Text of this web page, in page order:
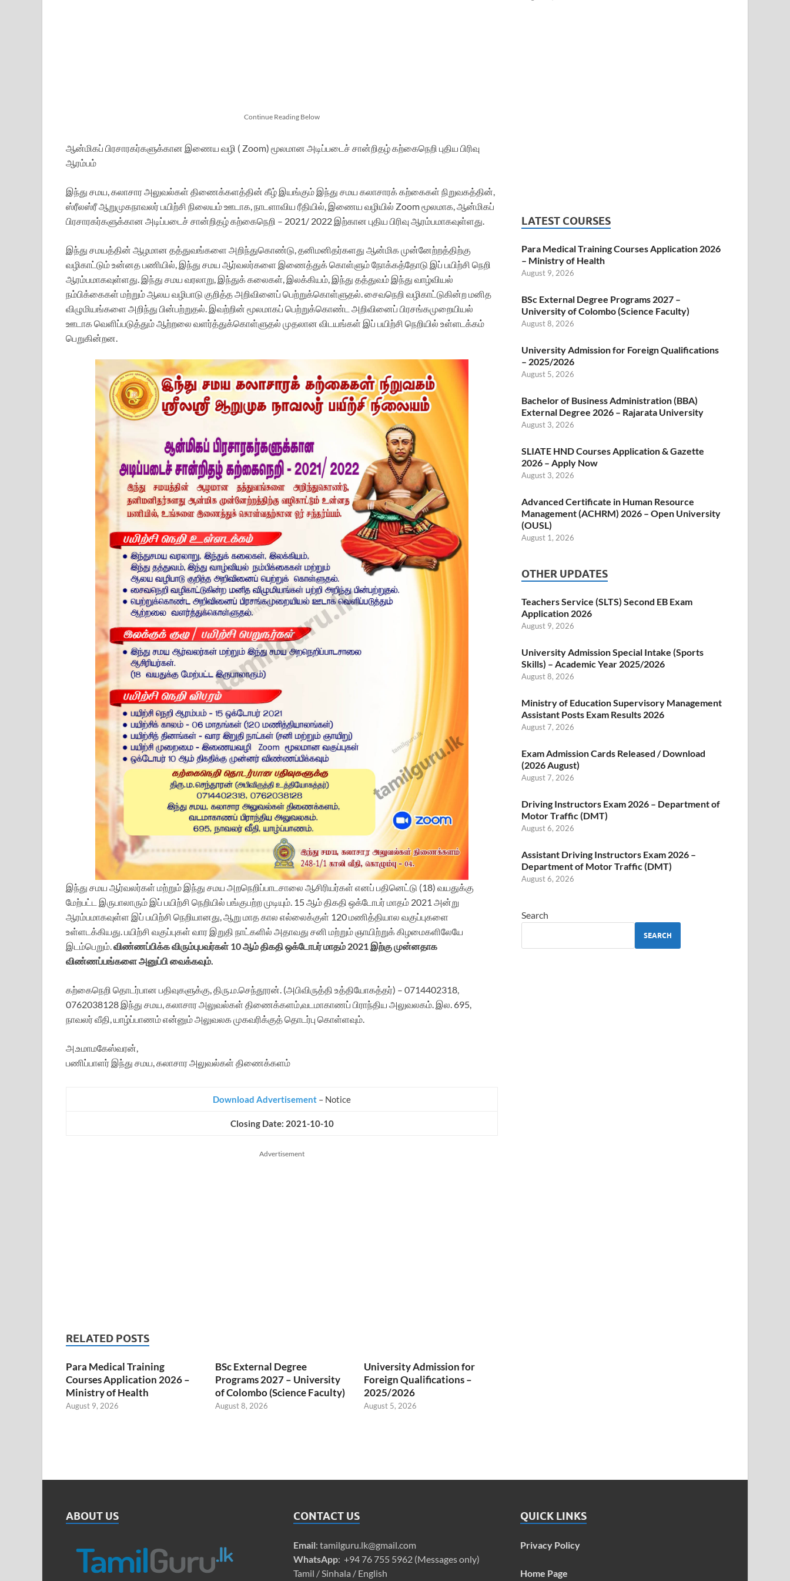
Continue Reading Below
ஆன்மிகப் பிரசாரகர்களுக்கான இணைய வழி ( Zoom) மூலமான அடிப்படைச் சான்றிதழ் கற்கைநெறி புதிய பிரிவு
ஆரம்பம்
இந்து சமய, கலாசார அலுவல்கள் திணைக்களத்தின் கீழ் இயங்கும் இந்து சமய கலாசாரக் கற்கைகள் நிறுவகத்தின்,
ஸ்ரீலஸ்ரீ ஆறுமுகநாவலர் பயிற்சி நிலையம் ஊடாக, நாடளாவிய ரீதியில், இணைய வழியில் Zoom மூலமாக, ஆன்மிகப்
பிரசாரகர்களுக்கான அடிப்படைச் சான்றிதழ் கற்கைநெறி – 2021/ 2022 இற்கான புதிய பிரிவு ஆரம்பமாகவுள்ளது.
இந்து சமயத்தின் ஆழமான தத்துவங்களை அறிந்துகொண்டு, தனிமனிதர்களது ஆன்மிக முன்னேற்றத்திற்கு
வழிகாட்டும் உன்னத பணியில், இந்து சமய ஆர்வலர்களை இணைத்துக் கொள்ளும் நோக்கத்தோடு இப் பயிற்சி நெறி
ஆரம்பமாகவுள்ளது. இந்து சமய வரலாறு, இந்துக் கலைகள், இலக்கியம், இந்து தத்துவம் இந்து வாழ்வியல்
நம்பிக்கைகள் மற்றும் ஆலய வழிபாடு குறித்த அறிவினைப் பெற்றுக்கொள்ளுதல். சைவநெறி வழிகாட்டுகின்ற மனித
விழுமியங்களை அறிந்து பின்பற்றுதல். இவற்றின் மூலமாகப் பெற்றுக்கொண்ட அறிவினைப் பிரசங்கமுறையியல்
ஊடாக வெளிப்படுத்தும் ஆற்றலை வளர்த்துக்கொள்ளுதல் முதலான விடயங்கள் இப் பயிற்சி நெறியில் உள்ளடக்கம்
பெறுகின்றன.
இந்து சமய ஆர்வலர்கள் மற்றும் இந்து சமய அறநெறிப்பாடசாலை ஆசிரியர்கள் எனப் பதினெட்டு (18) வயதுக்கு
மேற்பட்ட இருபாலாரும் இப் பயிற்சி நெறியில் பங்குபற்ற முடியும். 15 ஆம் திகதி ஒக்டோபர் மாதம் 2021 அன்று
ஆரம்பமாகவுள்ள இப் பயிற்சி நெறியானது, ஆறு மாத கால எல்லைக்குள் 120 மணித்தியால வகுப்புகளை
உள்ளடக்கியது. பயிற்சி வகுப்புகள் வார இறுதி நாட்களில் அதாவது சனி மற்றும் ஞாயிற்றுக் கிழமைகளிலேயே
இடம்பெறும். விண்ணப்பிக்க விரும்புபவர்கள் 10 ஆம் திகதி ஒக்டோபர் மாதம் 2021 இற்கு முன்னதாக
விண்ணப்பங்களை அனுப்பி வைக்கவும்.
கற்கைநெறி தொடர்பான பதிவுகளுக்கு, திரு.ம.செந்தூரன். (அபிவிருத்தி உத்தியோகத்தர்) – 0714402318,
0762038128 இந்து சமய, கலாசார அலுவல்கள் திணைக்களம்,வடமாகாணப் பிராந்திய அலுவலகம். இல. 695,
நாவலர் வீதி, யாழ்ப்பாணம் என்னும் அலுவலக முகவரிக்குத் தொடர்பு கொள்ளவும்.
அ.உமாமகேஸ்வரன்,
பணிப்பாளர் இந்து சமய, கலாசார அலுவல்கள் திணைக்களம்
Download Advertisement – Notice
Closing Date: 2021-10-10
Advertisement
RELATED POSTS
Para Medical Training
Courses Application 2026 –
Ministry of Health
August 9, 2026
BSc External Degree
Programs 2027 – University
of Colombo (Science Faculty)
August 8, 2026
University Admission for
Foreign Qualifications –
2025/2026
August 5, 2026
LATEST COURSES
Para Medical Training Courses Application 2026
– Ministry of Health
August 9, 2026
BSc External Degree Programs 2027 –
University of Colombo (Science Faculty)
August 8, 2026
University Admission for Foreign Qualifications
– 2025/2026
August 5, 2026
Bachelor of Business Administration (BBA)
External Degree 2026 – Rajarata University
August 3, 2026
SLIATE HND Courses Application & Gazette
2026 – Apply Now
August 3, 2026
Advanced Certificate in Human Resource
Management (ACHRM) 2026 – Open University
(OUSL)
August 1, 2026
OTHER UPDATES
Teachers Service (SLTS) Second EB Exam
Application 2026
August 9, 2026
University Admission Special Intake (Sports
Skills) – Academic Year 2025/2026
August 8, 2026
Ministry of Education Supervisory Management
Assistant Posts Exam Results 2026
August 7, 2026
Exam Admission Cards Released / Download
(2026 August)
August 7, 2026
Driving Instructors Exam 2026 – Department of
Motor Traffic (DMT)
August 6, 2026
Assistant Driving Instructors Exam 2026 –
Department of Motor Traffic (DMT)
August 6, 2026
Search
SEARCH
ABOUT US CONTACT US
Email: tamilguru.lk@gmail.com
WhatsApp: +94 76 755 5962 (Messages only)
Tamil / Sinhala / English
QUICK LINKS
Privacy Policy
Home Page